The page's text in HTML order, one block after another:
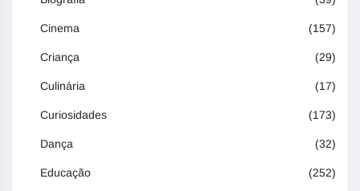
Cinema (157)
Criança (29)
Culinária (17)
Curiosidades (173)
Dança (32)
Educação (252)